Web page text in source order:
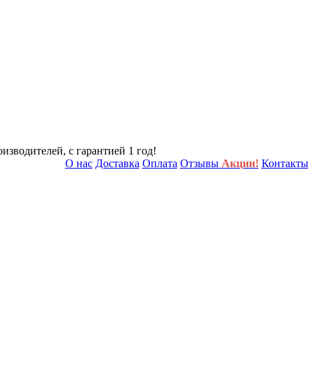
с гарантией 1 год!
О нас Доставка Оплата Отзывы Акции! Контакты